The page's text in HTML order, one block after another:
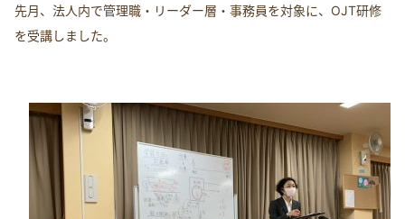
先月、法人内で管理職・リーダー層・事務員を対象に、OJT研修
を受講しました。